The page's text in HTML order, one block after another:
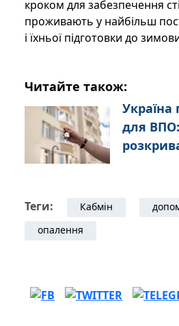
кроком для забезпечення
проживають у найбільш
і їхньої підготовки до
Читайте також:
Україна
для
Теги: Кабмін
опалення